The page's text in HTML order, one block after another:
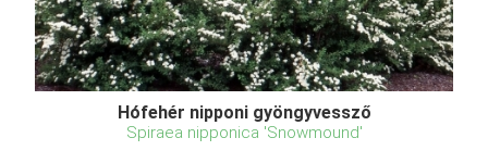
Hófehér nipponi gyöngyvessző
Spiraea nipponica 'Snowmound'